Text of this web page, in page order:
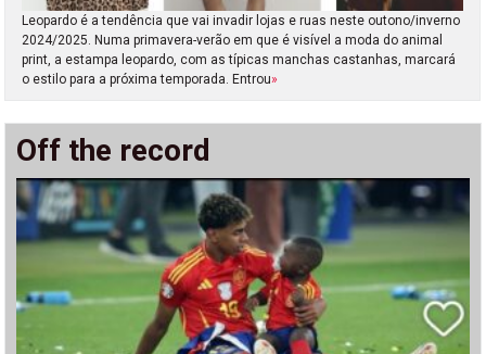
Leopardo é a tendência que vai invadir lojas e ruas neste outono/inverno
2024/2025. Numa primavera-verão em que é visível a moda do animal
print, a estampa leopardo, com as típicas manchas castanhas, marcará
o estilo para a próxima temporada. Entrou»
Off the record